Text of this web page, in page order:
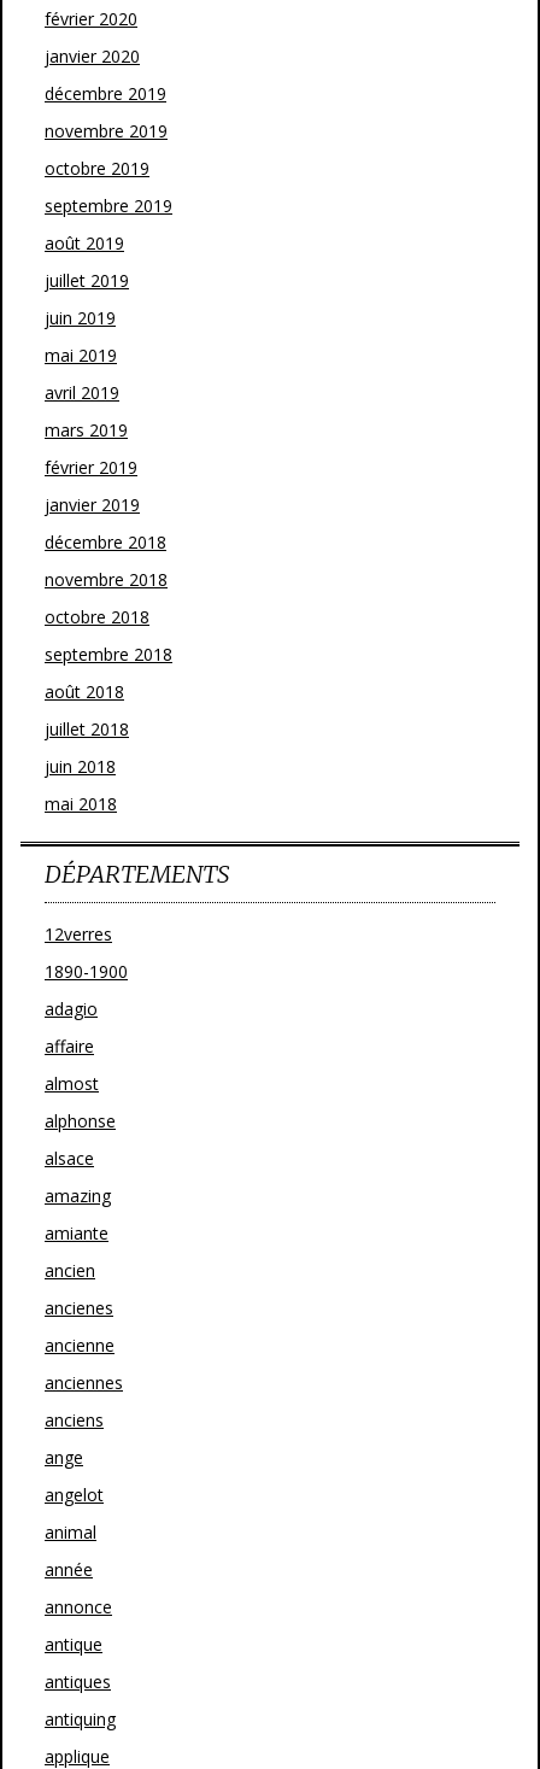
février 2020
janvier 2020
décembre 2019
novembre 2019
octobre 2019
septembre 2019
août 2019
juillet 2019
juin 2019
mai 2019
avril 2019
mars 2019
février 2019
janvier 2019
décembre 2018
novembre 2018
octobre 2018
septembre 2018
août 2018
juillet 2018
juin 2018
mai 2018
DÉPARTEMENTS
12verres
1890-1900
adagio
affaire
almost
alphonse
alsace
amazing
amiante
ancien
ancienes
ancienne
anciennes
anciens
ange
angelot
animal
année
annonce
antique
antiques
antiquing
applique